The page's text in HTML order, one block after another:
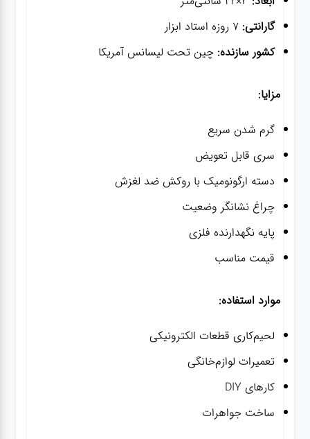
گارانتی: 7 روزه استاد ابزار
کشور سازنده: چین تحت لیسانس آمریکا
مزایا:
گرم شدن سریع
سری قابل تعویض
دسته ارگونومیک با روکش ضد لغزش
چراغ نشانگر وضعیت
پایه نگهدارنده فلزی
قیمت مناسب
موارد استفاده:
لحیم‌کاری قطعات الکترونیکی
تعمیرات لوازم‌خانگی
کارهای DIY
ساخت جواهرات